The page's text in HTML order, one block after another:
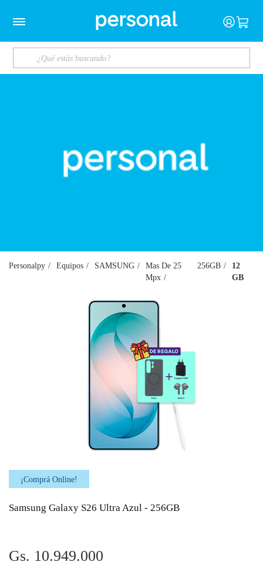
Personalpy Equipos SAMSUNG
Mas De 25
Mpx
256GB
12
GB
¡Comprá Online!
Samsung Galaxy S26 Ultra Azul - 256GB
Gs. 10.949.000